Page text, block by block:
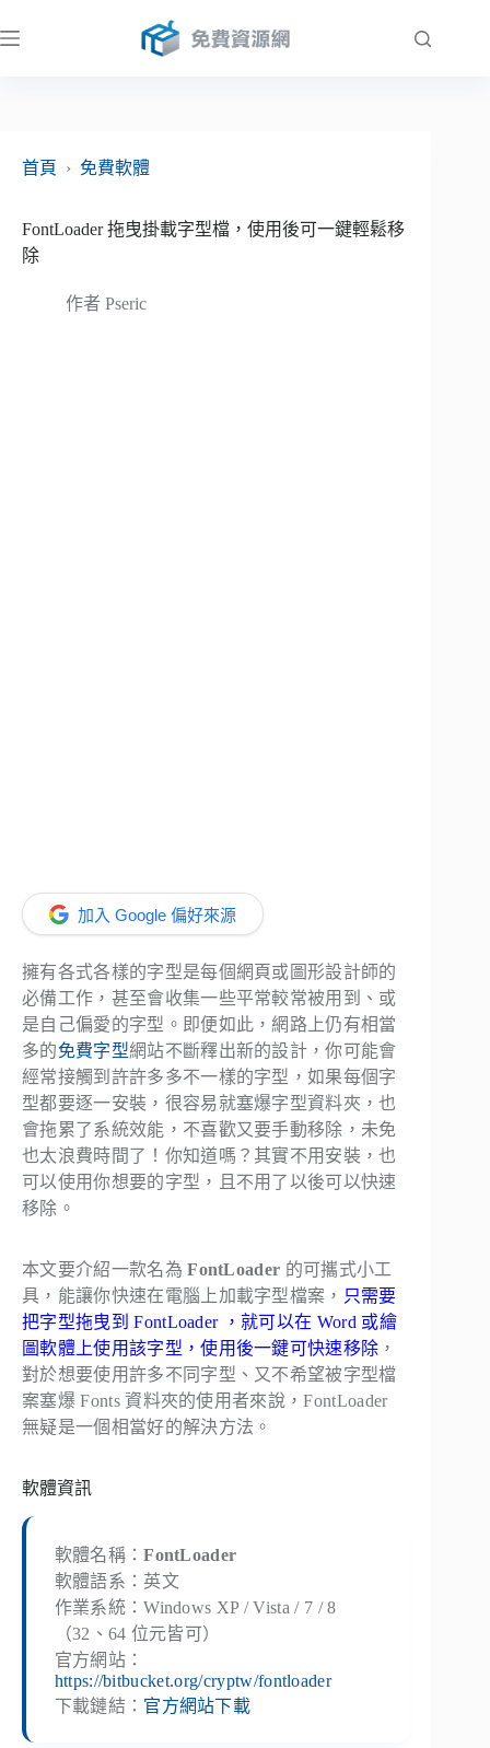
至
首頁
› 免費軟體
FontLoader 拖曳掛載字型檔，使用後可一鍵輕鬆移
除
作者 Pseric
加入 Google 偏好來源
擁有各式各樣的字型是每個網頁或圖形設計師的
必備工作，甚至會收集一些平常較常被用到、或
是自己偏愛的字型。即便如此，網路上仍有相當
多的免費字型網站不斷釋出新的設計，你可能會
經常接觸到許許多多不一樣的字型，如果每個字
型都要逐一安裝，很容易就塞爆字型資料夾，也
會拖累了系統效能，不喜歡又要手動移除，未免
也太浪費時間了！你知道嗎？其實不用安裝，也
可以使用你想要的字型，且不用了以後可以快速
移除。
本文要介紹一款名為FontLoader 的可攜式小工
具，能讓你快速在電腦上加載字型檔案， 只需要
把字型拖曳到 FontLoader ，就可以在 Word 或繪
圖軟體上使用該字型，使用後一鍵可快速移除 ，
對於想要使用許多不同字型、又不希望被字型檔
案塞爆 Fonts 資料夾的使用者來說，FontLoader
無疑是一個相當好的解決方法。
軟體資訊
軟體名稱：FontLoader
軟體語系：英文
作業系統：Windows XP / Vista / 7 / 8
（32、64 位元皆可）
官方網站：
https://bitbucket.org/cryptw/fontloader
下載鏈結： 官方網站下載